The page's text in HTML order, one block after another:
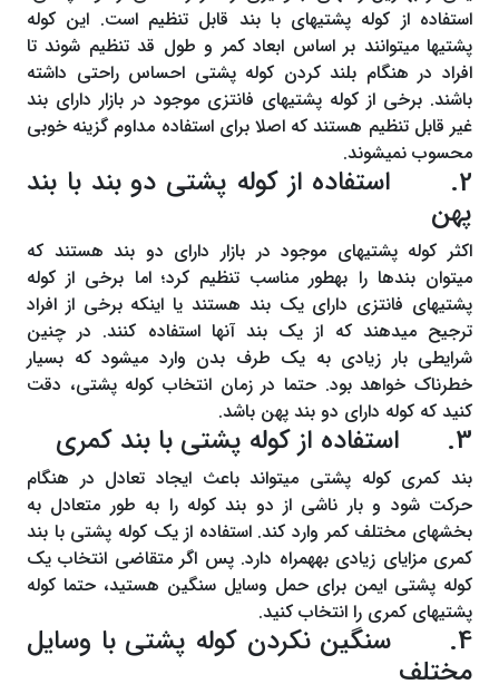
استفاده از کوله پشتی‎ها‎ی با بند قابل تنظیم است. این کوله
پشتی‎ها‎ می‎‎توانند بر اساس ابعاد کمر و طول قد تنظیم شوند تا
افراد در هنگام بلند کردن کوله پشتی احساس راحتی داشته
باشند. برخی از کوله پشتی‎ها‎ی فانتزی موجود در بازار دارای بند
غیر قابل تنظیم هستند که اصلا برای استفاده مداوم گزینه خوبی
محسوب نمی‎‎شوند.
2. استفاده از کوله پشتی دو بند با بند
پهن
اکثر کوله پشتی‎ها‎ی موجود در بازار دارای دو بند هستند که
می‎‎توان بندها را به‎طور مناسب تنظیم کرد؛ اما برخی از کوله
پشتی‎ها‎ی فانتزی دارای یک بند هستند یا اینکه برخی از افراد
ترجیح می‎‎دهند که از یک بند آن‎ها‎ استفاده کنند. در چنین
شرایطی بار زیادی به یک طرف بدن وارد می‎‎شود که بسیار
خطرناک خواهد بود. حتما در زمان انتخاب کوله پشتی، دقت
کنید که کوله دارای دو بند پهن باشد.
3. استفاده از کوله پشتی با بند کمری
بند کمری کوله پشتی می‎‎تواند باعث ایجاد تعادل در هنگام
حرکت شود و بار ناشی از دو بند کوله را به طور متعادل به
بخش‎ها‎ی مختلف کمر وارد کند. استفاده از یک کوله پشتی با بند
کمری مزایای زیادی به‎همراه دارد. پس اگر متقاضی انتخاب یک
کوله پشتی ایمن برای حمل وسایل سنگین هستید، حتما کوله
پشتی‎ها‎ی کمری را انتخاب کنید.
4. سنگین نکردن کوله پشتی با وسایل
مختلف